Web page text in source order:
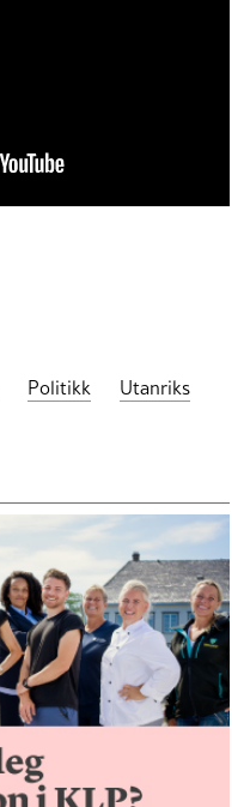
Politikk Utanriks